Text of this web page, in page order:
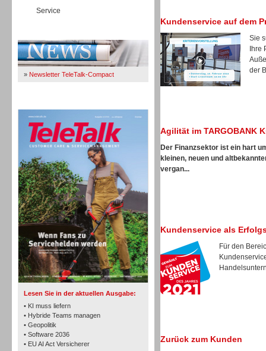
Service
» Newsletter TeleTalk-Compact
Lesen Sie in der aktuellen Ausgabe:
• KI muss liefern
• Hybride Teams managen
• Geopolitik
• Software 2036
• EU AI Act Versicherer
TK- und ACD-Systeme
Workforce-Management
Kundenservice auf dem
Sie
Ihre
der
Agilität im TARGOBANK
Der Finanzsektor ist ein hart
kleinen, neuen und
vergan...
Kundenservice als
Für den
Zurück zum Kunden